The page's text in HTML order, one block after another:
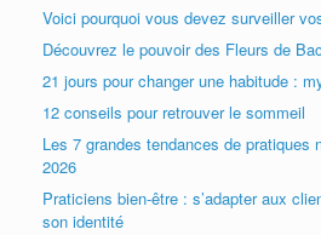
Voici pourquoi vous devez surveiller
Découvrez le pouvoir des Fleurs de
21 jours pour changer une habitude :
12 conseils pour retrouver le sommeil
Les 7 grandes tendances de pratiques
2026
Praticiens bien-être : s’adapter aux
son identité